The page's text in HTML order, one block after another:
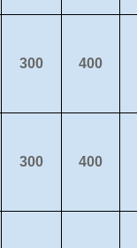
300 400
300 400